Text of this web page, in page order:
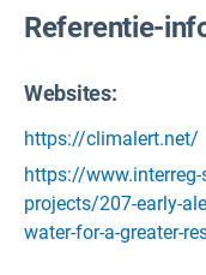
Referentie-
Websites:
https://climalert.net/
https://
projects/207-early-
water-for-a-greater-